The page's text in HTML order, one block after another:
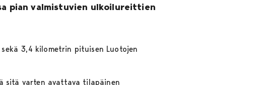
pian valmistuvien ulkoilureittien
3,4 kilometrin pituisen Luotojen
sitä varten avattava tilapäinen